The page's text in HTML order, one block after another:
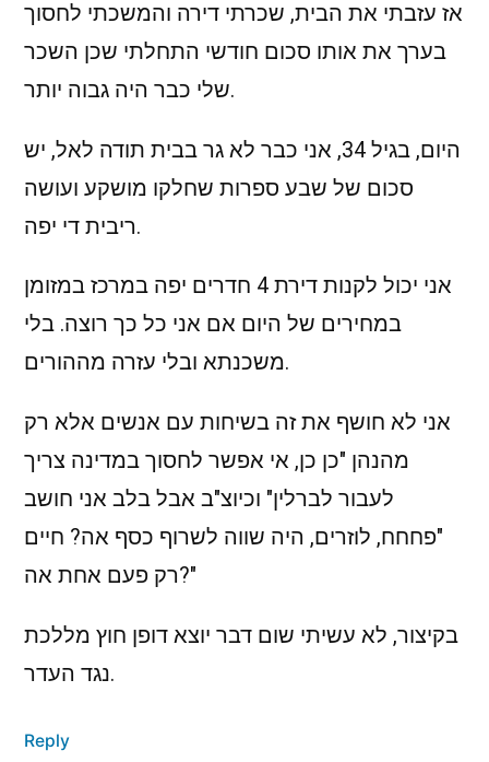
אז עזבתי את הבית, שכרתי דירה והמשכתי לחסוך
בערך את אותו סכום חודשי התחלתי שכן השכר
שלי כבר היה גבוה יותר.
היום, בגיל 34, אני כבר לא גר בבית תודה לאל, יש
סכום של שבע ספרות שחלקו מושקע ועושה
ריבית די יפה.
אני יכול לקנות דירת 4 חדרים יפה במרכז במזומן
במחירים של היום אם אני כל כך רוצה. בלי
משכנתא ובלי עזרה מההורים.
אני לא חושף את זה בשיחות עם אנשים אלא רק
מהנהן "כן כן, אי אפשר לחסוך במדינה צריך
לעבור לברלין" וכיוצ"ב אבל בלב אני חושב
"פחחח, לוזרים, היה שווה לשרוף כסף אה? חיים
רק פעם אחת אה?"
בקיצור, לא עשיתי שום דבר יוצא דופן חוץ מללכת
נגד העדר.
Reply